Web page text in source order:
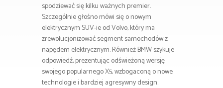
spodziewać się kilku ważnych premier.
Szczególnie głośno mówi się o nowym
elektrycznym SUV-ie od Volvo, który ma
zrewolucjonizować segment samochodów z
napędem elektrycznym. Również BMW szykuje
odpowiedź, prezentując odświeżoną wersję
swojego popularnego X5, wzbogaconą o nowe
technologie i bardziej agresywny design.